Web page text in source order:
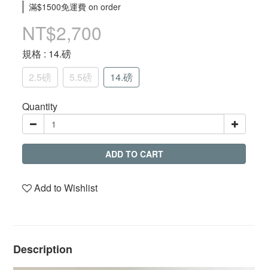
滿$1500免運費 on order
NT$2,700
規格 : 14.磅
2.5磅
5.5磅 14.磅
Quantity
ADD TO CART
Add to Wishlist
Description